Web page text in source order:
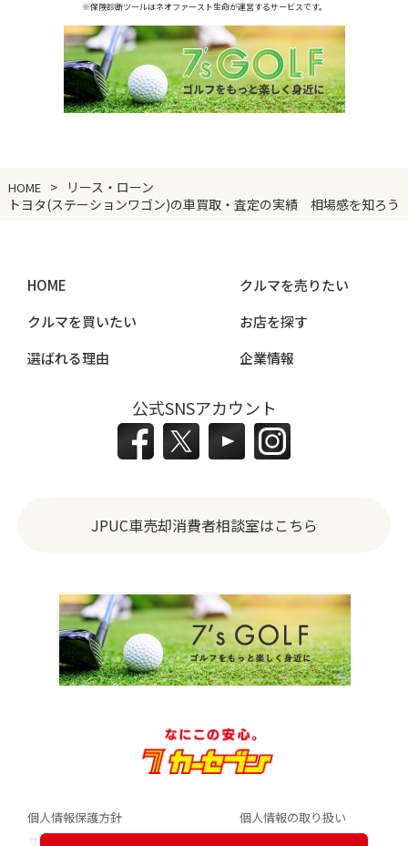
※保険診断ツールはネオファースト生命が運営するサービスです。
HOME
リース・ローン
トヨタ(ステーションワゴン)の車買取・査定の実績 相場感を知ろう
HOME
クルマを売りたい
クルマを買いたい
お店を探す
選ばれる理由
企業情報
公式SNSアカウント
JPUC車売却消費者相談室はこちら
個人情報保護方針
個人情報の取り扱い
サイトポリシー